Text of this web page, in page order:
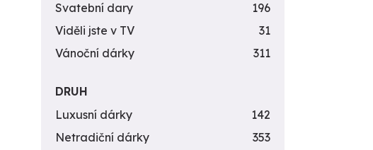
Svatební dary
196
Viděli jste v TV
31
Vánoční dárky
311
DRUH
Luxusní dárky
142
Netradiční dárky
353